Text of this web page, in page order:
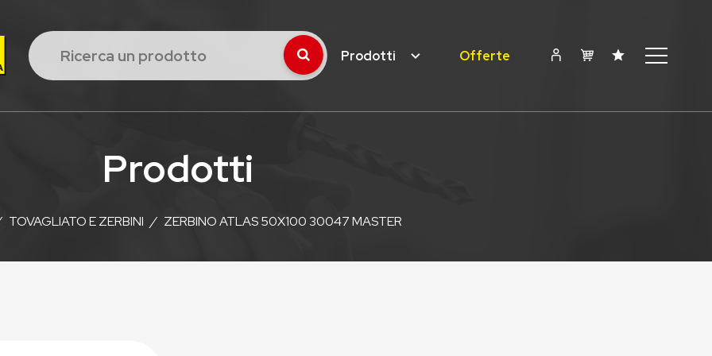
Prodotti Offerte
Prodotti
TOVAGLIATO E ZERBINI / ZERBINO ATLAS 50X100 30047 MASTER